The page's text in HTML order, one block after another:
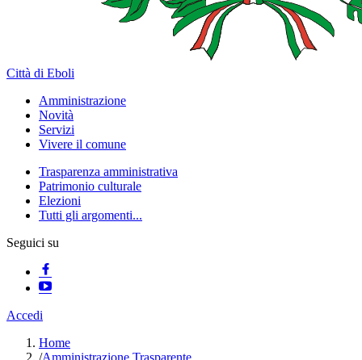
Città di Eboli
Amministrazione
Novità
Servizi
Vivere il comune
Trasparenza amministrativa
Patrimonio culturale
Elezioni
Tutti gli argomenti...
Seguici su
Accedi
Home
/Amministrazione Trasparente